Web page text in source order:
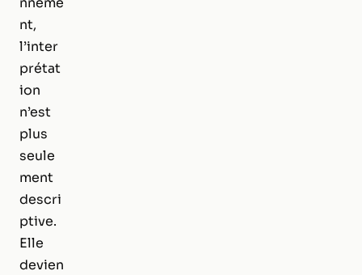
nt,
l’inter
prétat
ion
n’est
plus
seule
ment
descri
ptive.
Elle
devien